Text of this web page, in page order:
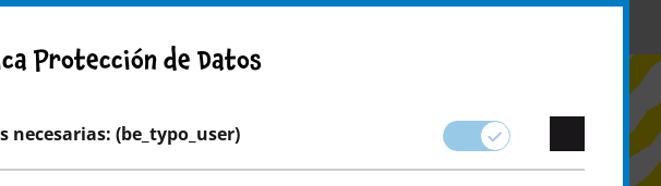
profesional
Protección de Datos
necesarias: (be_typo_user)